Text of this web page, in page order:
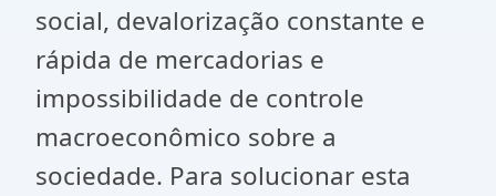
social, devalorização constante e
rápida de mercadorias e
impossibilidade de controle
macroeconômico sobre a
sociedade. Para solucionar esta